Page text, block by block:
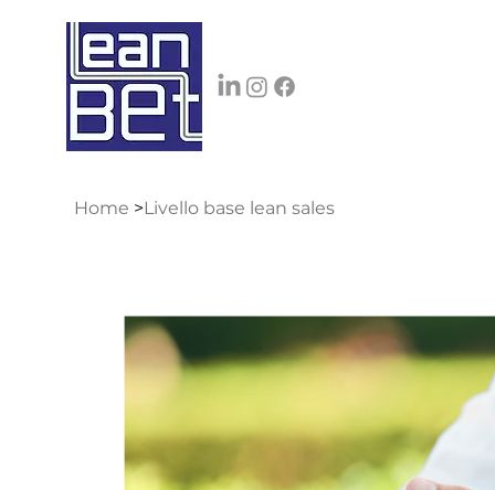
Home >Livello base lean sales